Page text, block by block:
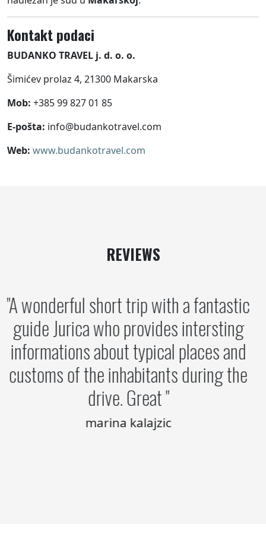
Kontakt podaci
BUDANKO TRAVEL j. d. o. o.
Šimićev prolaz 4, 21300 Makarska
Mob: +385 99 827 01 85
E-pošta: info@budankotravel.com
Web: www.budankotravel.com
REVIEWS
A wonderful short trip with a fantastic
guide Jurica who provides intersting
informations about typical places and
customs of the inhabitants during the
drive. Great
marina kalajzic